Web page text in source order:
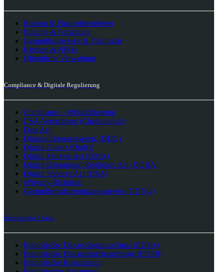
Banken & Finanzdienstleister
Bildung & Forschung
Gesundheitswesen & Pharmazie
Kirchen & NPOs
Öffentliche Verwaltung
Compliance & Digitale Regulierung
Compliance - Whistleblowing
CSA-Verordnung (Chatkontrolle)
Data Act
Digitale-Dienste-Gesetz (DDG)
Digital-Gesetz (DigiG)
Digital Markets Act (DMA)
Digital Operational Resilience Act (DORA)
Digital Services Act (DSA)
ePrivacy-Richtlinie
Gesundheitsdatennutzungsgesetz (GDNG)
Europäische Union
Europäische Datenschutzausschuss (EDSA)
Europäische Datenschutzbeauftragte (EDSB)
Europäische Kommission